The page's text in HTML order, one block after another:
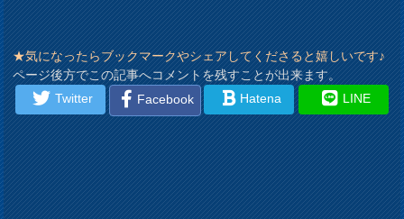
★気になったらブックマークやシェアしてくださると嬉しいです♪
ページ後方でこの記事へコメントを残すことが出来ます。
Twitter
Facebook Hatena LINE